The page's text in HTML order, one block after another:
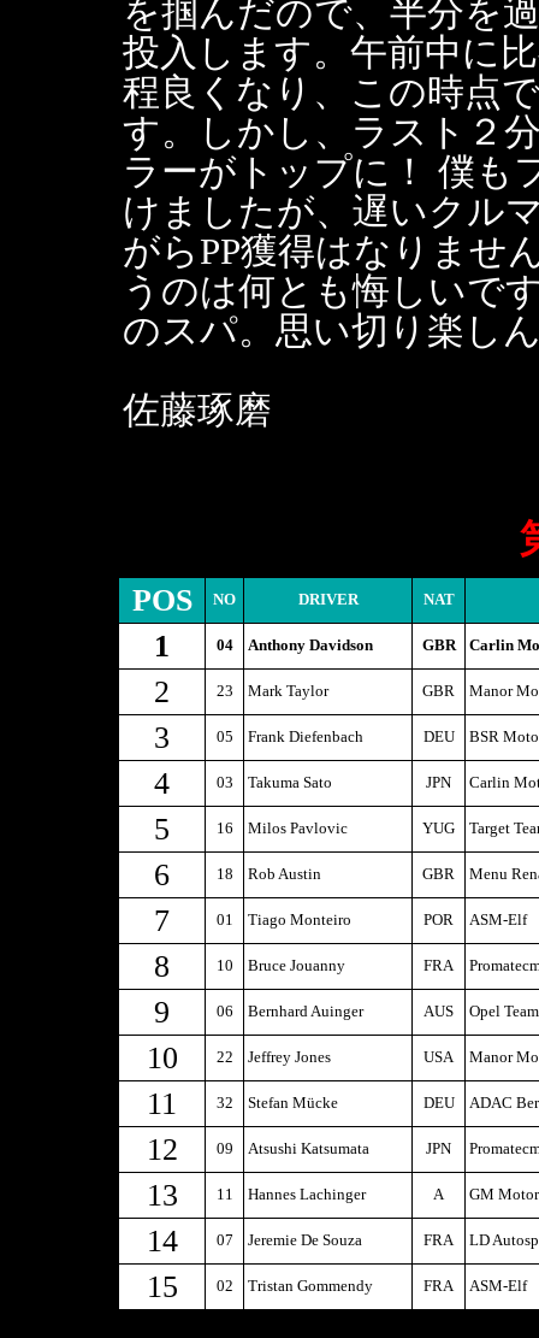
を掴んだので、半分を
投入します。午前中に
程良くなり、この時点
す。しかし、ラスト２
ラーがトップに！ 僕も
けましたが、遅いクル
がらPP獲得はなりませ
うのは何とも悔しいで
のスパ。思い切り楽し
佐藤琢磨
POS NO DRIVER NAT
1 04 Anthony Davidson GBR Carlin
2 23 Mark Taylor GBR Manor
3 05 Frank Diefenbach DEU BSR
4 03 Takuma Sato JPN Carlin
5 16 Milos Pavlovic YUG Target
6 18 Rob Austin GBR Menu
7 01 Tiago Monteiro POR ASM-Elf
8 10 Bruce Jouanny FRA
9 06 Bernhard Auinger AUS Opel
10 22 Jeffrey Jones USA Manor
11 32 Stefan Mücke DEU ADAC
12 09 Atsushi Katsumata JPN
13 11 Hannes Lachinger A GM
14 07 Jeremie De Souza FRA LD
15 02 Tristan Gommendy FRA ASM-Elf